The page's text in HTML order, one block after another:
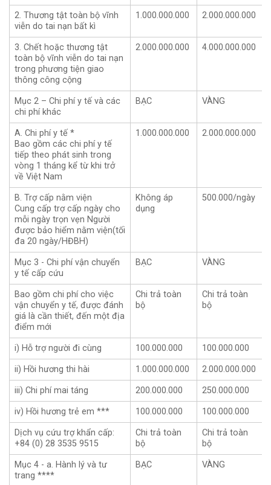
2. Thương tật toàn bộ vĩnh
viễn do tai nạn bất kì
1.000.000.000 2.000.000.000
3. Chết hoặc thương tật
toàn bộ vĩnh viễn do tai nạn
trong phương tiện giao
thông công cộng
2.000.000.000 4.000.000.000
Mục 2 – Chi phí y tế và các
chi phí khác
BẠC VÀNG
A. Chi phí y tế *
Bao gồm các chi phí y tế
tiếp theo phát sinh trong
vòng 1 tháng kể từ khi trở
về Việt Nam
1.000.000.000 2.000.000.000
B. Trợ cấp nằm viện
Cung cấp trợ cấp ngày cho
mỗi ngày trọn vẹn Người
được bảo hiểm nằm viện(tối
đa 20 ngày/HĐBH)
Không áp
dụng
500.000/ngày
Mục 3 - Chi phí vận chuyển
y tế cấp cứu
BẠC VÀNG
Bao gồm chi phí cho việc
vận chuyển y tế, được đánh
giá là cần thiết, đến một địa
điểm mới
Chi trả toàn
bộ
Chi trả toàn
bộ
i) Hỗ trợ người đi cùng 100.000.000 100.000.000
ii) Hồi hương thi hài 1.000.000.000 2.000.000.000
iii) Chi phí mai táng 200.000.000 250.000.000
iv) Hồi hương trẻ em *** 100.000.000 100.000.000
Dịch vụ cứu trợ khẩn cấp:
+84 (0) 28 3535 9515
Chi trả toàn
bộ
Chi trả toàn
bộ
Mục 4 - a. Hành lý và tư
trang ****
BẠC VÀNG